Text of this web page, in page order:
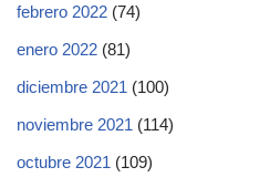
febrero 2022 (74)
enero 2022 (81)
diciembre 2021 (100)
noviembre 2021 (114)
octubre 2021 (109)